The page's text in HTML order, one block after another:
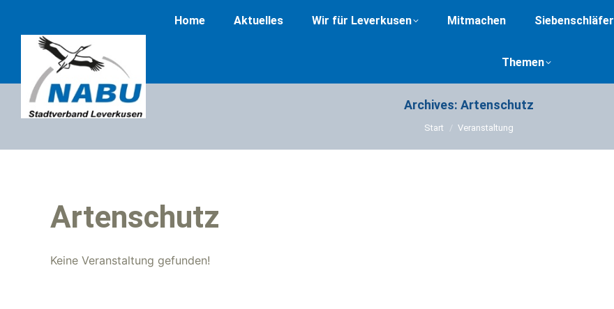
Home Aktuelles Wir für Leverkusen Mitmachen Siebenschläfer
Themen
Archives: Artenschutz
Sie befinden sich hier:
Start Veranstaltung
Artenschutz
Keine Veranstaltung gefunden!